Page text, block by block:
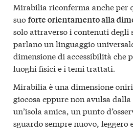
Mirabilia riconferma anche per
suoforte orientamento alla
solo attraverso i contenuti degli
parlano un linguaggio
dimensione di accessibilità che
luoghi fisici e i temi trattati.
Mirabilia è una dimensione
giocosa eppure non avulsa
un’isola amica, un punto
sguardo sempre nuovo, leggero